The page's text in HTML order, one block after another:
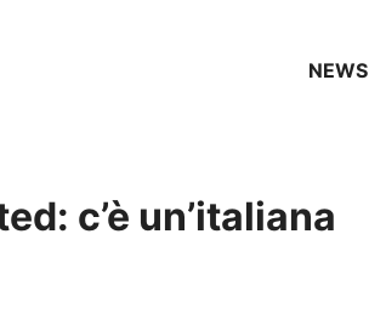
NEWS
c’è un’italiana